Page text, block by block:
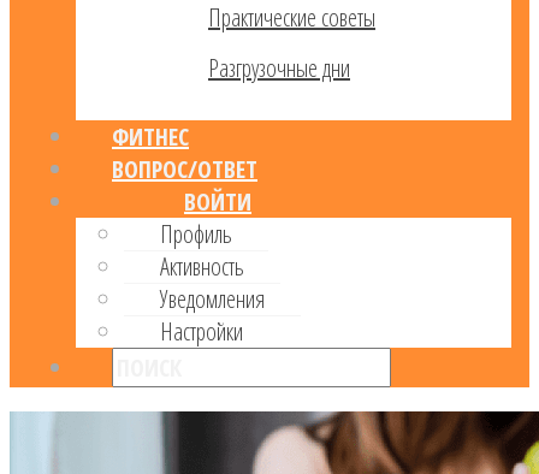
Практические советы
Разгрузочные дни
ФИТНЕС
ВОПРОС/ОТВЕТ
ВОЙТИ
Профиль
Активность
Уведомления
Настройки